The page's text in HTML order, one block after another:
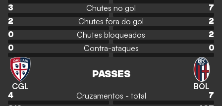
3
Chutes no gol
7
2
Chutes fora do gol
2
0
Chutes bloqueados
2
0
Contra-ataques 0
CGL
PASSES
BOL
4 Cruzamentos - total
7